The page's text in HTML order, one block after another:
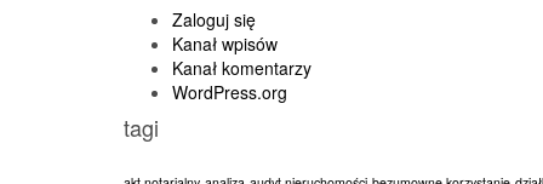
Zaloguj się
Kanał wpisów
Kanał komentarzy
WordPress.org
tagi